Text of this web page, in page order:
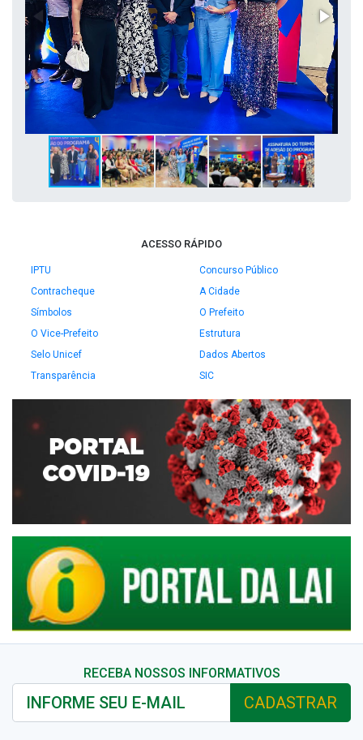
ACESSO RÁPIDO
IPTU
Concurso Público
Contracheque
A Cidade
Símbolos
O Prefeito
O Vice-Prefeito
Estrutura
Selo Unicef
Dados Abertos
Transparência
SIC
RECEBA NOSSOS INFORMATIVOS
CADASTRAR